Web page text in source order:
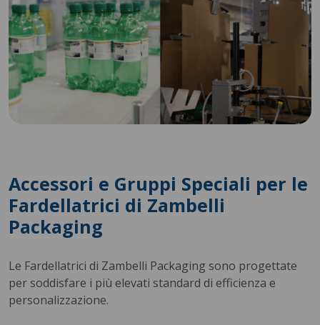
Accessori e Gruppi Speciali per le
Fardellatrici di Zambelli
Packaging
Le Fardellatrici di Zambelli Packaging sono progettate
per soddisfare i più elevati standard di efficienza e
personalizzazione.